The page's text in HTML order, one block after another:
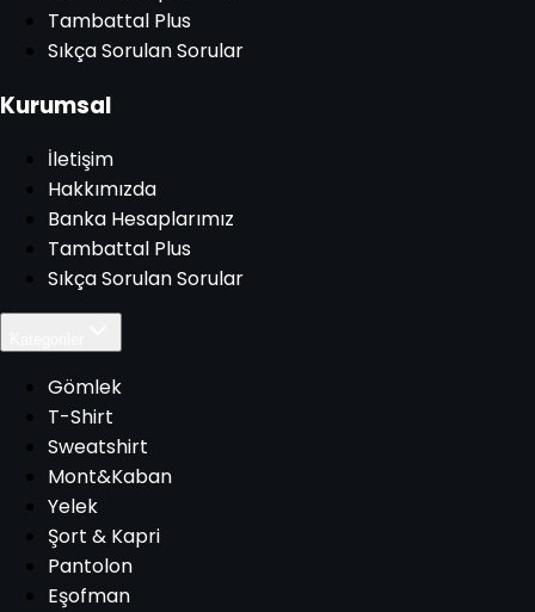
Tambattal Plus
Sıkça Sorulan Sorular
Kurumsal
İletişim
Hakkımızda
Banka Hesaplarımız
Tambattal Plus
Sıkça Sorulan Sorular
Gömlek
T-Shirt
Sweatshirt
Mont&Kaban
Yelek
Şort & Kapri
Pantolon
Eşofman